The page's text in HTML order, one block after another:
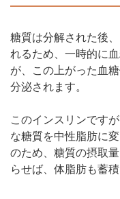
糖質は分解された後
れるため、一時的に
が、この上がった血
分泌されます。
このインスリンです
な糖質を中性脂肪に
のため、糖質の摂取
らせば、体脂肪も蓄